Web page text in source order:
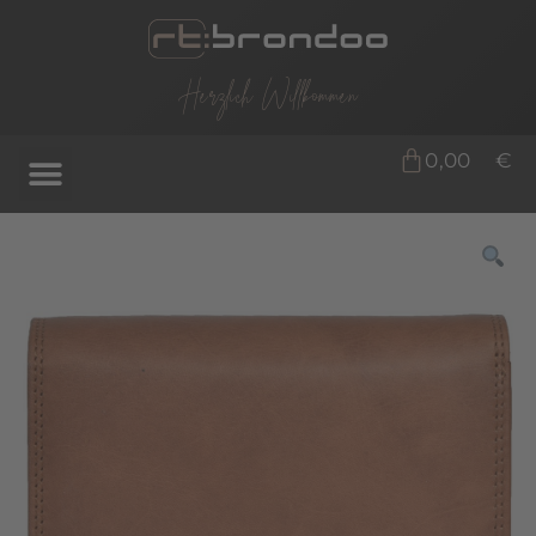
Herzlich Willkommen
0,00 €